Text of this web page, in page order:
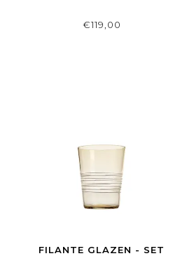
€119,00
FILANTE GLAZEN - SET